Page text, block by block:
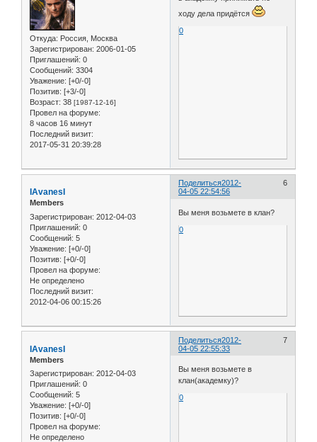
Откуда: Россия, Москва
Зарегистрирован: 2006-01-05
Приглашений: 0
Сообщений: 3304
Уважение: [+0/-0]
Позитив: [+3/-0]
Возраст: 38 [1987-12-16]
Провел на форуме:
8 часов 16 минут
Последний визит:
2017-05-31 20:39:28
ходу дела придётся
0
Поделиться 6
2012-
04-05 22:54:56
IAvanesI
Members
Зарегистрирован: 2012-04-03
Приглашений: 0
Сообщений: 5
Уважение: [+0/-0]
Позитив: [+0/-0]
Провел на форуме:
Не определено
Последний визит:
2012-04-06 00:15:26
Вы меня возьмете в клан?
0
Поделиться 7
2012-
04-05 22:55:33
IAvanesI
Members
Зарегистрирован: 2012-04-03
Приглашений: 0
Сообщений: 5
Уважение: [+0/-0]
Позитив: [+0/-0]
Провел на форуме:
Не определено
Вы меня возьмете в
клан(академку)?
0